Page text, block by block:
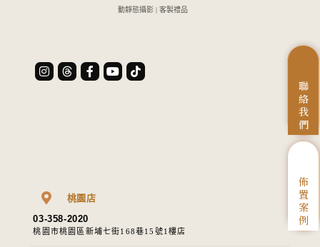
聯
絡
我
們
佈
置
案
例
動靜態攝影 | 客製禮品
桃園店
03-358-2020
桃園市桃園區新埔七街168巷15號1樓店